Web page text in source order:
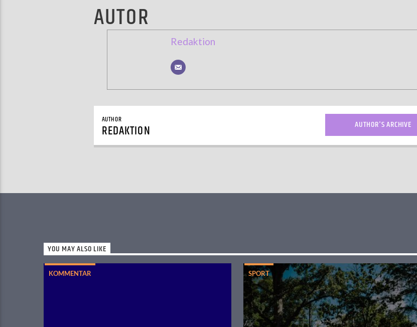
AUTOR
Redaktion
AUTHOR
REDAKTION AUTHOR'S ARCHIVE
YOU MAY ALSO LIKE
KOMMENTAR SPORT